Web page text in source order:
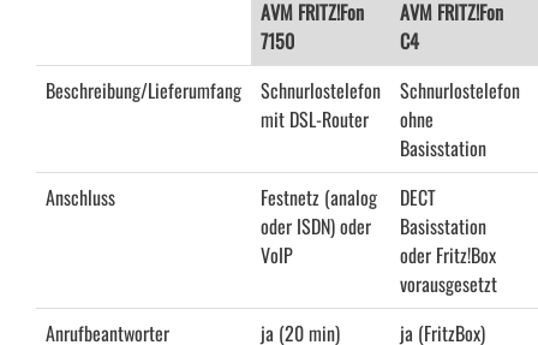
AVM FRITZ!Fon
7150
AVM FRITZ!Fon
C4
Beschreibung/Lieferumfang
Schnurlostelefon
mit DSL-Router
Schnurlostelefon
ohne
Basisstation
Anschluss
Festnetz (analog
oder ISDN) oder
VoIP
DECT
Basisstation
oder Fritz!Box
vorausgesetzt
Anrufbeantworter
ja (20 min)
ja (FritzBox)